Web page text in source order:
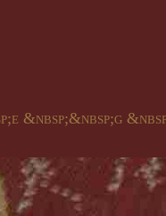
&nbsp;&nbsp;g